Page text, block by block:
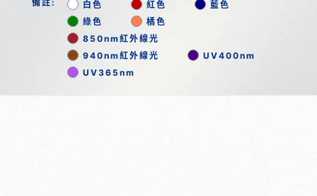
備註: 白色 紅色
藍色
綠色
橘色
850nm紅外線光
940nm紅外線光
UV400nm
UV365nm